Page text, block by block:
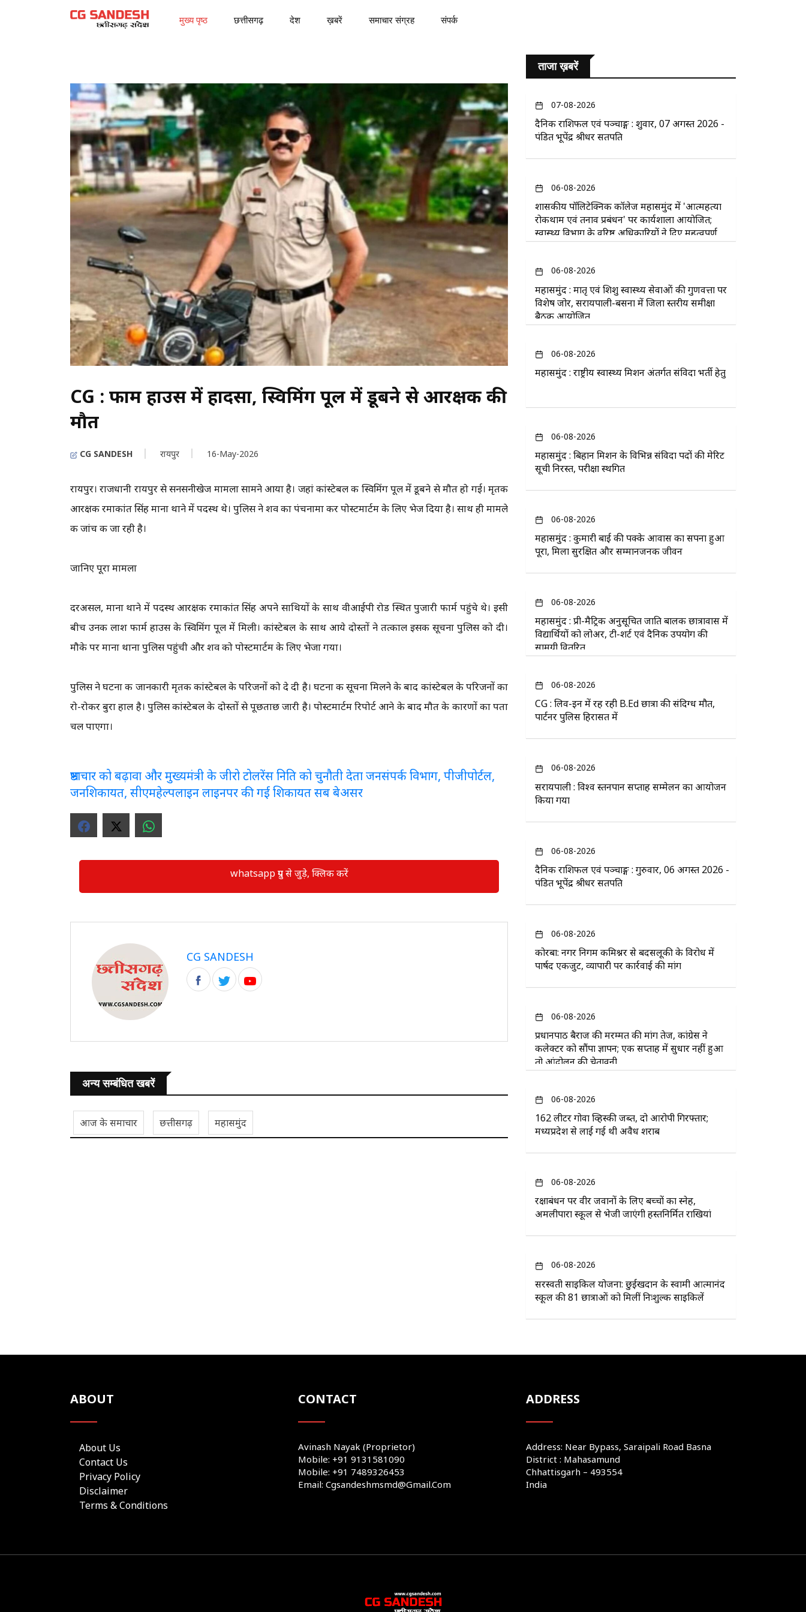
मुख्य पृष्ठ छत्तीसगढ़ देश ख़बरें समाचार संग्रह संपर्क
CG : फार्म हाउस में हादसा, स्विमिंग पूल में डूबने से आरक्षक की
मौत
CG SANDESH रायपुर 16-May-2026
रायपुर। राजधानी रायपुर से सनसनीखेज मामला सामने आया है। जहां कांस्टेबल की स्विमिंग पूल में डूबने से मौत हो गई। मृतक
आरक्षक रमाकांत सिंह माना थाने में पदस्थ थे। पुलिस ने शव का पंचनामा कर पोस्टमार्टम के लिए भेज दिया है। साथ ही मामले
की जांच की जा रही है।
जानिए पूरा मामला
दरअसल, माना थाने में पदस्थ आरक्षक रमाकांत सिंह अपने साथियों के साथ वीआईपी रोड स्थित पुजारी फार्म पहुंचे थे। इसी
बीच उनकी लाश फार्म हाउस के स्विमिंग पूल में मिली। कांस्टेबल के साथ आये दोस्तों ने तत्काल इसकी सूचना पुलिस को दी।
मौके पर माना थाना पुलिस पहुंची और शव को पोस्टमार्टम के लिए भेजा गया।
पुलिस ने घटना की जानकारी मृतक कांस्टेबल के परिजनों को दे दी है। घटना की सूचना मिलने के बाद कांस्टेबल के परिजनों का
रो-रोकर बुरा हाल है। पुलिस कांस्टेबल के दोस्तों से पूछताछ जारी है। पोस्टमार्टम रिपोर्ट आने के बाद मौत के कारणों का पता
चल पाएगा।
भ्रष्टाचार को बढ़ावा और मुख्यमंत्री के जीरो टोलरेंस निति को चुनौती देता जनसंपर्क विभाग, पीजीपोर्टल,
जनशिकायत, सीएमहेल्पलाइन लाइनपर की गई शिकायत सब बेअसर
whatsapp ग्रुप से जुड़े, क्लिक करें
CG SANDESH
अन्य सम्बंधित खबरें
आज के समाचार छत्तीसगढ़ महासमुंद
ताजा ख़बरें
07-08-2026
दैनिक राशिफल एवं पञ्चाङ्ग : शुक्रवार, 07 अगस्त 2026 -
पंडित भूपेंद्र श्रीधर सतपति
06-08-2026
​शासकीय पॉलिटेक्निक कॉलेज महासमुंद में 'आत्महत्या
रोकथाम एवं तनाव प्रबंधन' पर कार्यशाला आयोजित;
स्वास्थ्य विभाग के वरिष्ठ अधिकारियों ने दिए महत्वपूर्ण
सुझाव
06-08-2026
महासमुंद : मातृ एवं शिशु स्वास्थ्य सेवाओं की गुणवत्ता पर
विशेष जोर, सरायपाली-बसना में जिला स्तरीय समीक्षा
बैठक आयोजित
06-08-2026
महासमुंद : राष्ट्रीय स्वास्थ्य मिशन अंतर्गत संविदा भर्ती हेतु
06-08-2026
महासमुंद : बिहान मिशन के विभिन्न संविदा पदों की मेरिट
सूची निरस्त, परीक्षा स्थगित
06-08-2026
महासमुंद : कुमारी बाई की पक्के आवास का सपना हुआ
पूरा, मिला सुरक्षित और सम्मानजनक जीवन
06-08-2026
महासमुंद : प्री-मैट्रिक अनुसूचित जाति बालक छात्रावास में
विद्यार्थियों को लोअर, टी-शर्ट एवं दैनिक उपयोग की
सामग्री वितरित
06-08-2026
CG : लिव-इन में रह रही B.Ed छात्रा की संदिग्ध मौत,
पार्टनर पुलिस हिरासत में
06-08-2026
सरायपाली : विश्व स्तनपान सप्ताह सम्मेलन का आयोजन
किया गया
06-08-2026
दैनिक राशिफल एवं पञ्चाङ्ग : गुरुवार, 06 अगस्त 2026 -
पंडित भूपेंद्र श्रीधर सतपति
06-08-2026
कोरबा: नगर निगम कमिश्नर से बदसलूकी के विरोध में
पार्षद एकजुट, व्यापारी पर कार्रवाई की मांग
06-08-2026
प्रधानपाठ बैराज की मरम्मत की मांग तेज, कांग्रेस ने
कलेक्टर को सौंपा ज्ञापन; एक सप्ताह में सुधार नहीं हुआ
तो आंदोलन की चेतावनी
06-08-2026
162 लीटर गोवा व्हिस्की जब्त, दो आरोपी गिरफ्तार;
मध्यप्रदेश से लाई गई थी अवैध शराब
06-08-2026
रक्षाबंधन पर वीर जवानों के लिए बच्चों का स्नेह,
अमलीपारा स्कूल से भेजी जाएंगी हस्तनिर्मित राखियां
06-08-2026
सरस्वती साइकिल योजना: छुईखदान के स्वामी आत्मानंद
स्कूल की 81 छात्राओं को मिलीं निःशुल्क साइकिलें
ABOUT
About Us
Contact Us
Privacy Policy
Disclaimer
Terms & Conditions
CONTACT
Avinash Nayak (Proprietor)
Mobile: +91 9131581090
Mobile: +91 7489326453
Email: Cgsandeshmsmd@gmail.com
ADDRESS
Address: Near Bypass, Saraipali Road Basna
District : Mahasamund
Chhattisgarh – 493554
India